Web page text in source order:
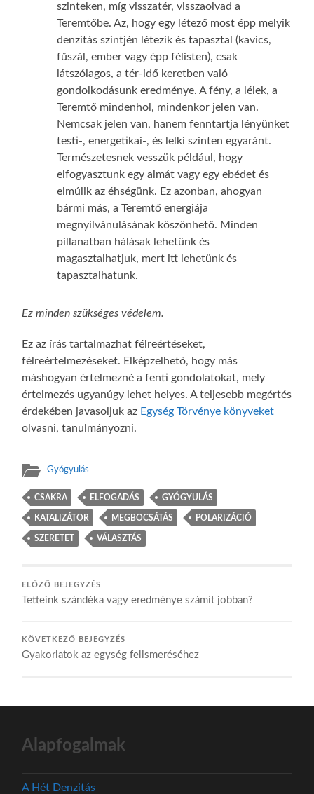
szinteken, míg visszatér, visszaolvad a
Teremtőbe. Az, hogy egy létező most épp melyik
denzitás szintjén létezik és tapasztal (kavics,
fűszál, ember vagy épp félisten), csak
látszólagos, a tér-idő keretben való
gondolkodásunk eredménye. A fény, a lélek, a
Teremtő mindenhol, mindenkor jelen van.
Nemcsak jelen van, hanem fenntartja lényünket
testi-, energetikai-, és lelki szinten egyaránt.
Természetesnek vesszük például, hogy
elfogyasztunk egy almát vagy egy ebédet és
elmúlik az éhségünk. Ez azonban, ahogyan
bármi más, a Teremtő energiája
megnyilvánulásának köszönhető. Minden
pillanatban hálásak lehetünk és
magasztalhatjuk, mert itt lehetünk és
tapasztalhatunk.
Ez minden szükséges védelem.
Ez az írás tartalmazhat félreértéseket,
félreértelmezéseket. Elképzelhető, hogy más
máshogyan értelmezné a fenti gondolatokat, mely
értelmezés ugyanúgy lehet helyes. A teljesebb megértés
érdekében javasoljuk az Egység Törvénye könyveket
olvasni, tanulmányozni.
Gyógyulás
CSAKRA ELFOGADÁS GYÓGYULÁS
KATALIZÁTOR MEGBOCSÁTÁS POLARIZÁCIÓ
SZERETET VÁLASZTÁS
ELŐZŐ BEJEGYZÉS
Tetteink szándéka vagy eredménye számít jobban?
KÖVETKEZŐ BEJEGYZÉS
Gyakorlatok az egység felismeréséhez
Alapfogalmak
A Hét Denzitás